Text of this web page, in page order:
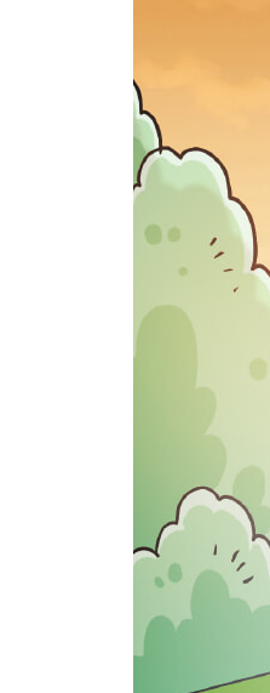
요건 몰랐점? 세
알려 주시쩜! 이
8화 새로운 곳에
다른 그림 찾기
쩌미의 추억 앨범
정답 · 126